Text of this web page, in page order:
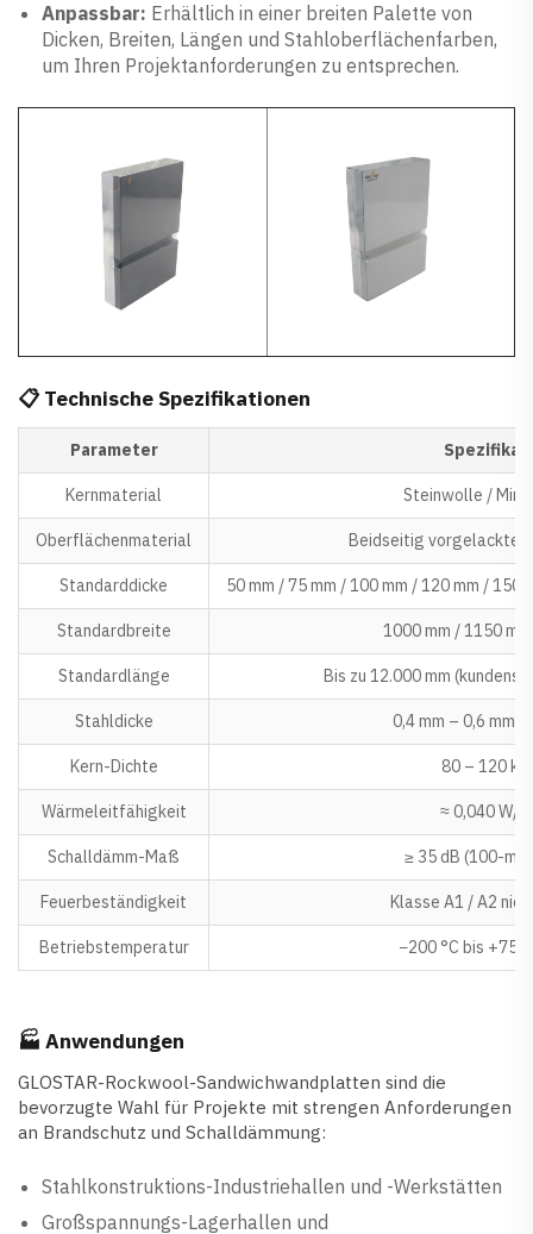
Anpassbar: Erhältlich in einer breiten Palette von
Dicken, Breiten, Längen und Stahloberflächenfarben,
um Ihren Projektanforderungen zu entsprechen.
📋 Technische Spezifikationen
Parameter
Kernmaterial Steinwolle /
Oberflächenmaterial Beidseitig vorgelackter
Standarddicke 50 mm / 75 mm / 100 mm / 120 mm /
Standardbreite 1000 mm / 1150
Standardlänge Bis zu 12.000 mm
Stahldicke 0,4 mm – 0,6 mm
Kern-Dichte 80 – 120
Wärmeleitfähigkeit ≈ 0,040 W/
Schalldämm-Maß ≥ 35 dB (100-
Feuerbeständigkeit Klasse A1 / A2
Betriebstemperatur −200 °C bis +750
🏭 Anwendungen
GLOSTAR-Rockwool-Sandwichwandplatten sind die
bevorzugte Wahl für Projekte mit strengen Anforderungen
an Brandschutz und Schalldämmung:
Stahlkonstruktions-Industriehallen und -Werkstätten
Großspannungs-Lagerhallen und